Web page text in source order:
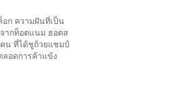
อก ความฝันที่เป็น
ากท็อตแนม ฮอตส
น ที่ได้ชูถ้วยแชมป์
อดการค้าแข้ง